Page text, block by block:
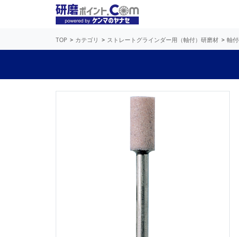
TOP カテゴリ ストレートグラインダー用（軸付）研磨材 軸